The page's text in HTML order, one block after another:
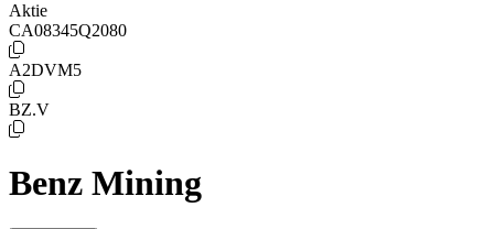
Aktie
CA08345Q2080
A2DVM5
BZ.V
Benz Mining